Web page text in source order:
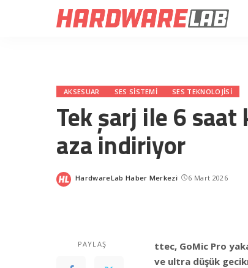
AKSESUAR SES SISTEMI SES TEKNOLOJISI
Tek şarj ile 6
aza indiriyor
Posted
HardwareLab Haber Merkezi 6 Mart 2026
PAYLAŞ
ttec, GoMic Pro
ve ultra düşük